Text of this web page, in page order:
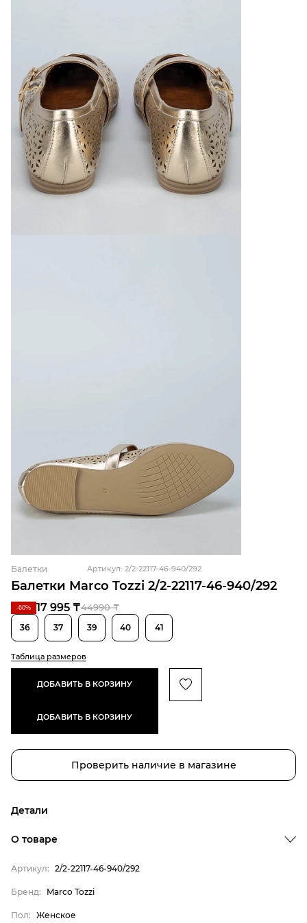
Балетки Marco Tozzi 2/2-22117-46-940/292
Балетки Артикул: 2/2-22117-46-940/292
44990 ₸
17 995 ₸
-60%
36 37 39 40 41
Таблица размеров
ДОБАВИТЬ В КОРЗИНУ
ДОБАВИТЬ В КОРЗИНУ
Проверить наличие в магазине
Детали
О товаре
Артикул: 2/2-22117-46-940/292
Бренд: Marco Tozzi
Пол: Женское